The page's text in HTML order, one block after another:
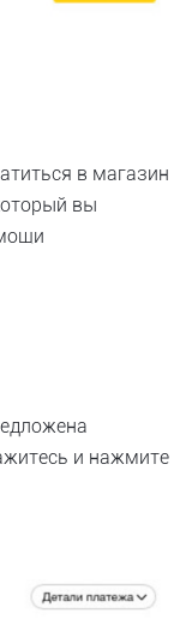
в магазин
вы
и нажмите